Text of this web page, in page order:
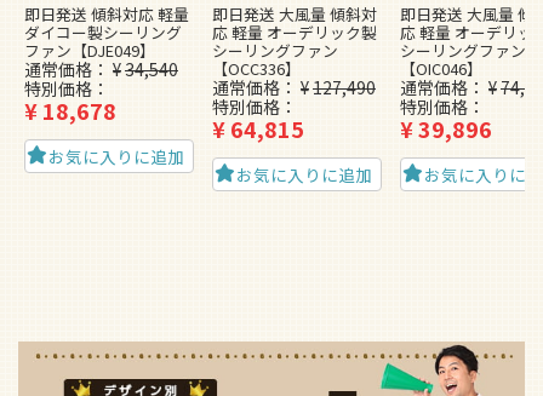
即日発送 傾斜対応 軽量
ダイコー製シーリング
ファン【DJE049】
通常価格 ¥34,540
特別価格
¥18,678
お気に入りに追加
即日発送 大風量 傾斜対
応 軽量 オーデリック製
シーリングファン
【OCC336】
通常価格 ¥127,490
特別価格
¥64,815
お気に入りに追加
即日発送 大風量 傾
応 軽量 オーデリッ
シーリングファン
【OIC046】
通常価格 ¥
特別価格
¥39,896
お気に入りに